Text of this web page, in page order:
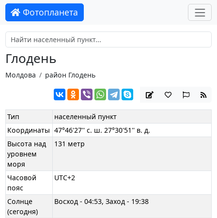
Фотопланета
Глодень
Молдова район Глодень
Тип
населенный пункт
Координаты 47°46'27'' с. ш. 27°30'51'' в. д.
Высота над
уровнем
моря
131 метр
Часовой
пояс
UTC+2
Солнце
(сегодня)
Восход - 04:53, Заход - 19:38